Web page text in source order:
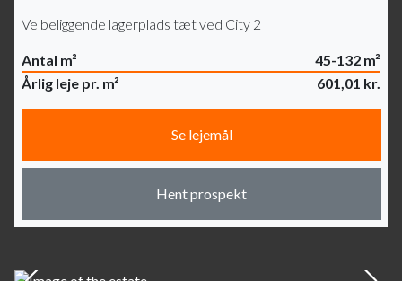
Velbeliggende lagerplads tæt ved City 2
Antal m²
45-132 m²
Årlig leje pr. m²
601,01 kr.
Se lejemål
Hent prospekt